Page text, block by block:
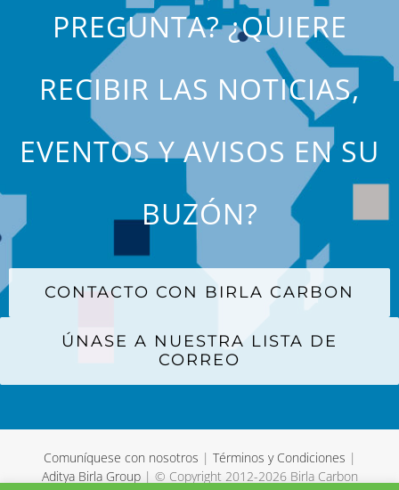
PREGUNTA? ¿QUIERE
RECIBIR LAS NOTICIAS,
EVENTOS Y AVISOS EN SU
BUZÓN?
CONTACTO CON BIRLA CARBON
ÚNASE A NUESTRA LISTA DE
CORREO
Comuníquese con nosotros | Términos y Condiciones |
Aditya Birla Group| © Copyright 2012-2026 Birla Carbon